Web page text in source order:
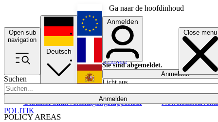
Ga naar de hoofdinhoud
Open sub
navigation
Close menu
Suchen
Anmelden
POLICY AREAS
UkrainePolitikVerteidigungRapporteur NewslettersEvents
Deutsch
English
Français
Anmelden
Sie sind abgemeldet.
Anmelden
Licht aus
POLITIK